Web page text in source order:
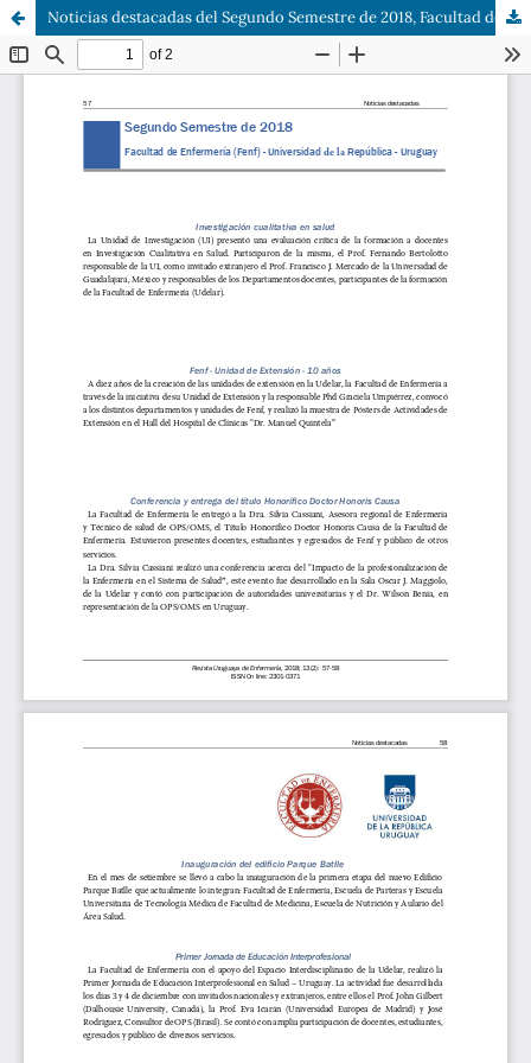
Noticias destacadas del Segundo Semestre de 2018, Facultad de Enfermería (Fenf) - Universidad de la República - Uruguay